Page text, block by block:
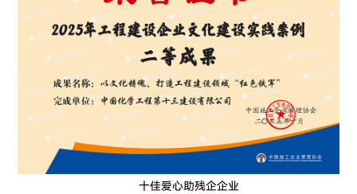
十佳爱心助残企企业